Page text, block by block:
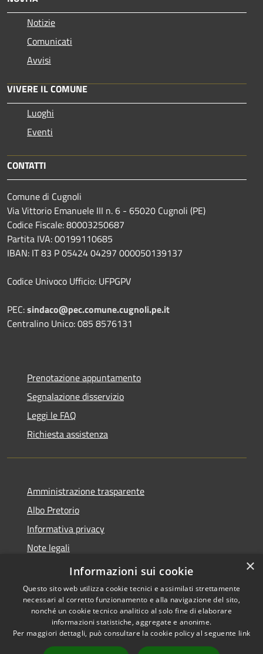
Notizie
Comunicati
Avvisi
VIVERE IL COMUNE
Luoghi
Eventi
CONTATTI
Comune di Cugnoli
Via Vittorio Emanuele III n. 6 - 65020 Cugnoli (PE)
Codice Fiscale: 80003250687
Partita IVA: 00199110685
IBAN: IT 83 P 05424 04297 000050139137
Codice Univoco Ufficio: UFPGPV
PEC:sindaco@pec.comune.cugnoli.pe.it
Centralino Unico: 085 8576131
Prenotazione appuntamento
Segnalazione disservizio
Leggi le FAQ
Richiesta assistenza
Amministrazione trasparente
Albo Pretorio
Informativa privacy
Note legali
Dichiarazione di accessibilità
Accessibilità
Copyright © 2026 • Comune di
Cugnoli • Powered by
×
Informazioni sui cookie
Questo sito web utilizza cookie tecnici e assimilati strettamente
necessari al corretto funzionamento e alla navigazione del sito,
nonché un cookie tecnico analitico al solo fine di elaborare
informazioni statistiche, aggregate e anonime.
Per maggiori dettagli, può consultare la cookie policy al seguente link